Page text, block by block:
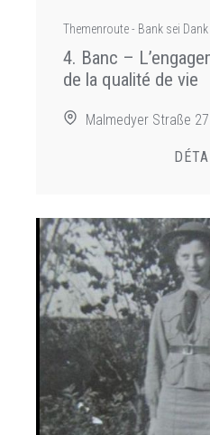
Themenroute - Bank sei Dank
4. Banc –
de la qualité de vie
Malmedyer Straße